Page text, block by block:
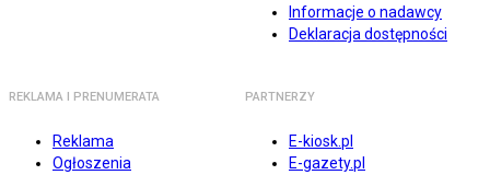
Informacje o nadawcy
Deklaracja dostępności
REKLAMA I PRENUMERATA
Reklama
Ogłoszenia
PARTNERZY
E-kiosk.pl
E-gazety.pl